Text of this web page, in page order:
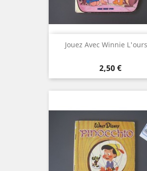
Jouez Avec Winnie
Prix
2,50 €